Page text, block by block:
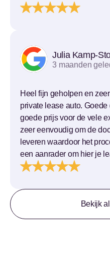
Bekijk
Julia Kamp-
3 maanden
Heel fijn geholpen en
private lease auto.
goede prijs voor de vele
zeer eenvoudig om de
leveren waardoor het
een aanrader om hier je